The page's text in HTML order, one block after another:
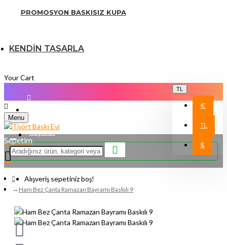
PROMOSYON BASKISIZ KUPA
KENDİN TASARLA
Your Cart
Kayıt Ol
TL
€
TL
$
Menu
Sepetim
Alışveriş sepetiniz boş!
Ham Bez Çanta Ramazan Bayramı Baskılı 9